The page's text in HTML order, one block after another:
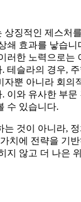
상징적인 제스처
쇄 효과를 낳습니
러한 노력으로는
테슬라의 경우,
자뿐 아니라 회의
이와 유사한 부문
수 있습니다.
는 것이 아니라,
치에 전략을 기
지 않고 더 나은